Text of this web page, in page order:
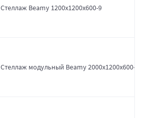
Стеллаж Beamy 1200x1200x600-9
Стеллаж модульный Beamy 2000x1200x600-9